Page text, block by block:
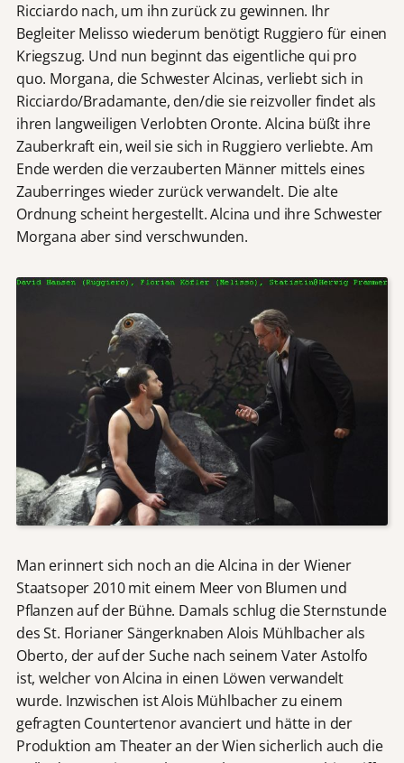
Ricciardo nach, um ihn zurück zu gewinnen. Ihr
Begleiter Melisso wiederum benötigt Ruggiero für einen
Kriegszug. Und nun beginnt das eigentliche qui pro
quo. Morgana, die Schwester Alcinas, verliebt sich in
Ricciardo/Bradamante, den/die sie reizvoller findet als
ihren langweiligen Verlobten Oronte. Alcina büßt ihre
Zauberkraft ein, weil sie sich in Ruggiero verliebte. Am
Ende werden die verzauberten Männer mittels eines
Zauberringes wieder zurück verwandelt. Die alte
Ordnung scheint hergestellt. Alcina und ihre Schwester
Morgana aber sind verschwunden.
Man erinnert sich noch an die Alcina in der Wiener
Staatsoper 2010 mit einem Meer von Blumen und
Pflanzen auf der Bühne. Damals schlug die Sternstunde
des St. Florianer Sängerknaben Alois Mühlbacher als
Oberto, der auf der Suche nach seinem Vater Astolfo
ist, welcher von Alcina in einen Löwen verwandelt
wurde. Inzwischen ist Alois Mühlbacher zu einem
gefragten Countertenor avanciert und hätte in der
Produktion am Theater an der Wien sicherlich auch die